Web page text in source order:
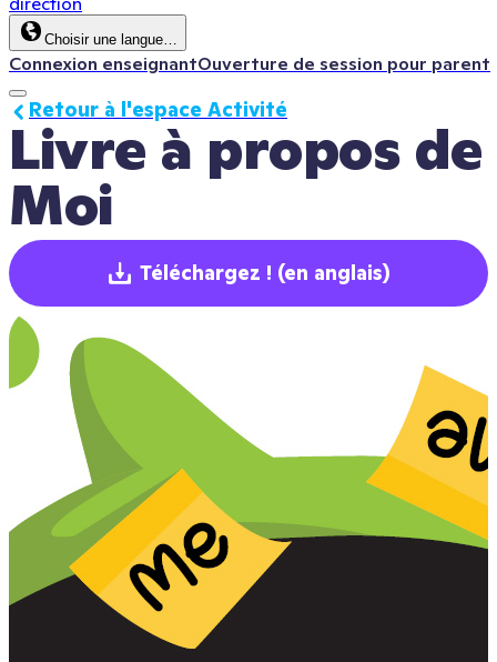
Choisir une langue…
Connexion enseignantOuverture de session pour parent
Livre à propos de
Moi
Retour à l'espace Activité
Téléchargez ! (en anglais)